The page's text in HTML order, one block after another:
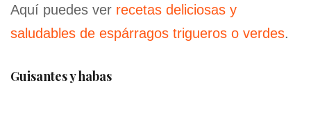
Aquí puedes ver recetas deliciosas y
saludables de espárragos trigueros o verdes.
Guisantes y habas